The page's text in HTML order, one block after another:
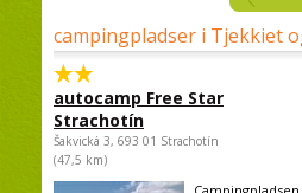
campingpladser i Tjekkiet
autocamp Free Star
Strachotín
Šakvická 3, 693 01 Strachotín
(47,5 km)